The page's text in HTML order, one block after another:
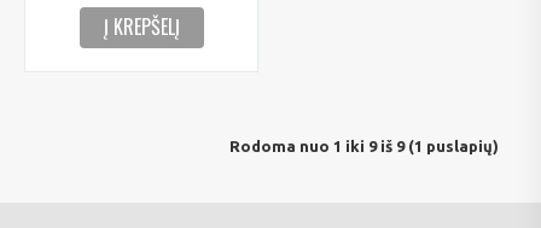
Į KREPŠELĮ
Rodoma nuo 1 iki 9 iš 9 (1 puslapių)